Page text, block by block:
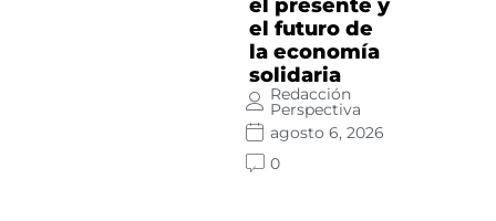
el presente y
el futuro de
la economía
solidaria
Redacción
Perspectiva
agosto 6, 2026
0